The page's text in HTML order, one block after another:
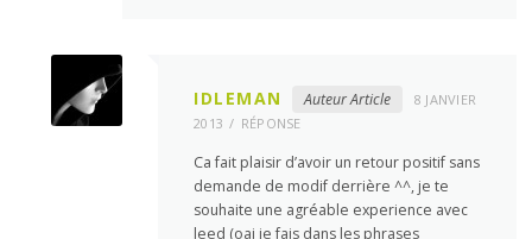
IDLEMAN Auteur Article
8 JANVIER
2013
RÉPONSE
Ca fait plaisir d’avoir un retour positif sans
demande de modif derrière ^^, je te
souhaite une agréable experience avec
leed (oai je fais dans les phrases